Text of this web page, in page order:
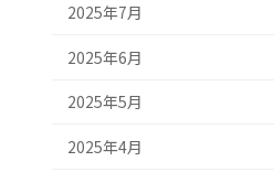
2025年7月
2025年6月
2025年5月
2025年4月